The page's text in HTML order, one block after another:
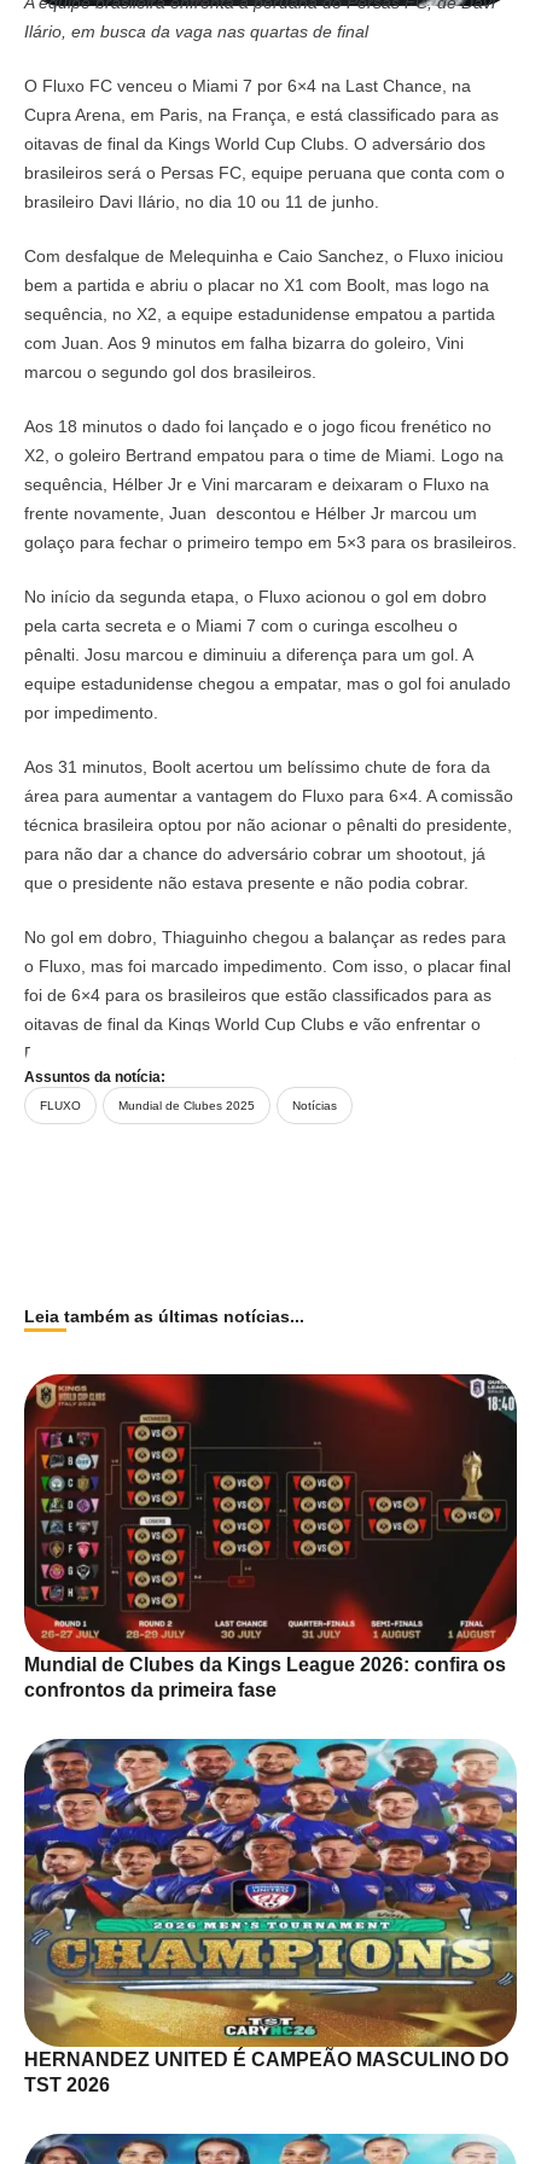
Ilário, em busca da vaga nas quartas de final
O Fluxo FC venceu o Miami 7 por 6×4 na Last Chance, na
Cupra Arena, em Paris, na França, e está classificado para as
oitavas de final da Kings World Cup Clubs. O adversário dos
brasileiros será o Persas FC, equipe peruana que conta com o
brasileiro Davi Ilário, no dia 10 ou 11 de junho.
Com desfalque de Melequinha e Caio Sanchez, o Fluxo iniciou
bem a partida e abriu o placar no X1 com Boolt, mas logo na
sequência, no X2, a equipe estadunidense empatou a partida
com Juan. Aos 9 minutos em falha bizarra do goleiro, Vini
marcou o segundo gol dos brasileiros.
Aos 18 minutos o dado foi lançado e o jogo ficou frenético no
X2, o goleiro Bertrand empatou para o time de Miami. Logo na
sequência, Hélber Jr e Vini marcaram e deixaram o Fluxo na
frente novamente, Juan descontou e Hélber Jr marcou um
golaço para fechar o primeiro tempo em 5×3 para os brasileiros.
No início da segunda etapa, o Fluxo acionou o gol em dobro
pela carta secreta e o Miami 7 com o curinga escolheu o
pênalti. Josu marcou e diminuiu a diferença para um gol. A
equipe estadunidense chegou a empatar, mas o gol foi anulado
por impedimento.
Aos 31 minutos, Boolt acertou um belíssimo chute de fora da
área para aumentar a vantagem do Fluxo para 6×4. A comissão
técnica brasileira optou por não acionar o pênalti do presidente,
para não dar a chance do adversário cobrar um shootout, já
que o presidente não estava presente e não podia cobrar.
No gol em dobro, Thiaguinho chegou a balançar as redes para
o Fluxo, mas foi marcado impedimento. Com isso, o placar final
foi de 6×4 para os brasileiros que estão classificados para as
oitavas de final da Kings World Cup Clubs e vão enfrentar o
Persas FC, no dia 10 ou 11 de junho, na Cupra Arena, em Paris.
Assuntos da notícia:
FLUXO Mundial de Clubes 2025 Notícias
Leia também as últimas notícias...
Mundial de Clubes da Kings League 2026: confira os
confrontos da primeira fase
HERNANDEZ UNITED É CAMPEÃO MASCULINO DO
TST 2026